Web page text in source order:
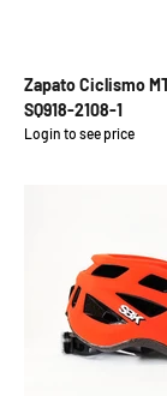
Zapato Ciclismo
SQ918-2108-1
Precio de oferta
Login to see price